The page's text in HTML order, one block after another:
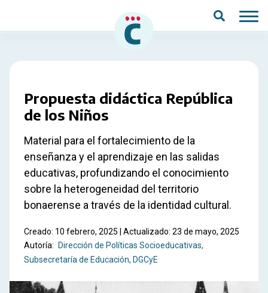
Propuesta didáctica República
de los Niños
Material para el fortalecimiento de la
enseñanza y el aprendizaje en las salidas
educativas, profundizando el conocimiento
sobre la heterogeneidad del territorio
bonaerense a través de la identidad cultural.
Creado: 10 febrero, 2025 | Actualizado: 23 de mayo, 2025
Autoría:
Dirección de Políticas Socioeducativas
Subsecretaría de Educación, DGCyE